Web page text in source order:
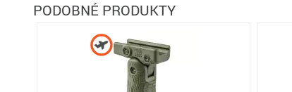
PODOBNÉ PRODUKTY